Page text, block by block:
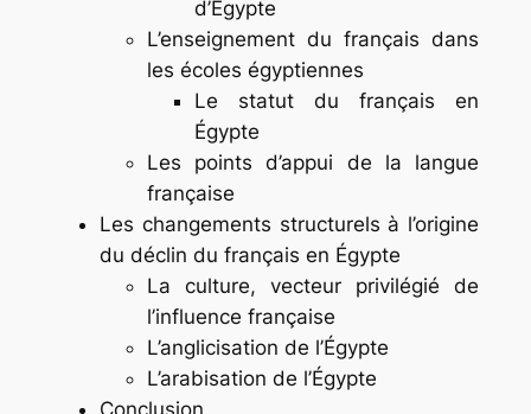
d’Égypte
L’enseignement du français dans
les écoles égyptiennes
Le statut du français en
Égypte
Les points d’appui de la langue
française
Les changements structurels à l’origine
du déclin du français en Égypte
La culture, vecteur privilégié de
l’influence française
L’anglicisation de l’Égypte
L’arabisation de l’Égypte
Conclusion